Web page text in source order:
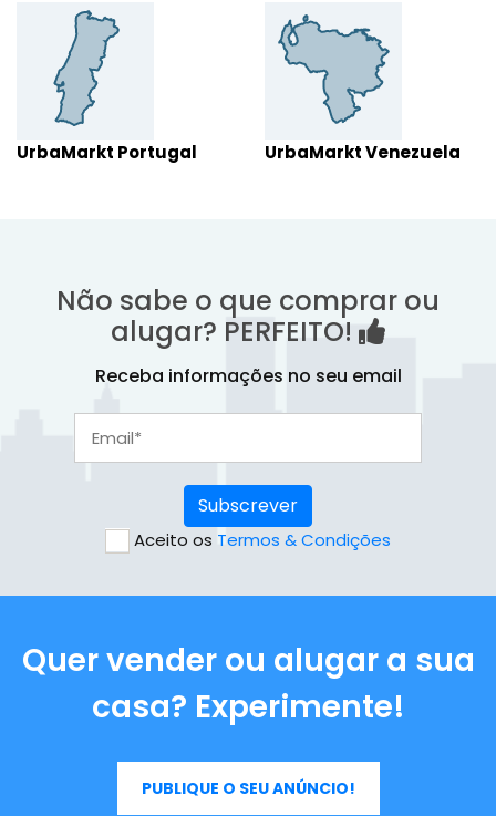
UrbaMarkt Portugal UrbaMarkt Venezuela
Não sabe o que comprar ou
alugar? PERFEITO!
Receba informações no seu email
Subscrever
Aceito os Termos & Condições
Quer vender ou alugar a sua
casa? Experimente!
PUBLIQUE O SEU ANÚNCIO!